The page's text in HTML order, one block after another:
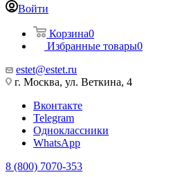
Войти
Корзина0
Избранные товары0
estet@estet.ru
г. Москва, ул. Веткина, 4
Вконтакте
Telegram
Одноклассники
WhatsApp
8 (800) 7070-353